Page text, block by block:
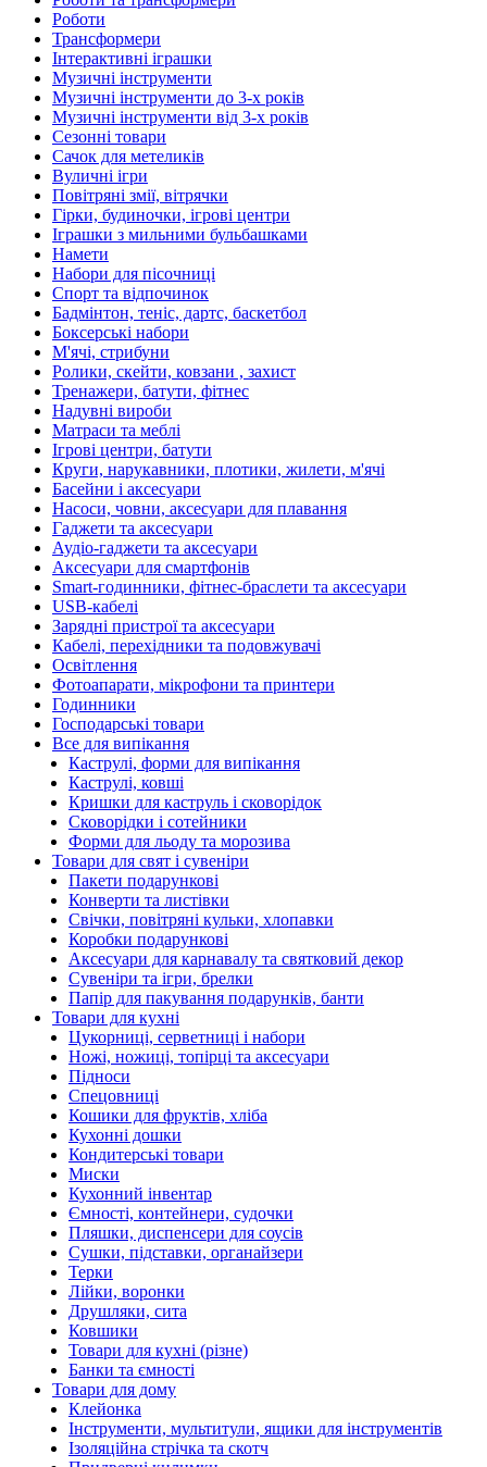
Роботи
Трансформери
Інтерактивні іграшки
Музичні інструменти
Музичні інструменти до 3-х років
Музичні інструменти від 3-х років
Сезонні товари
Сачок для метеликів
Вуличні ігри
Повітряні змії, вітрячки
Гірки, будиночки, ігрові центри
Іграшки з мильними бульбашками
Намети
Набори для пісочниці
Спорт та відпочинок
Бадмінтон, теніс, дартс, баскетбол
Боксерські набори
М'ячі, стрибуни
Ролики, скейти, ковзани , захист
Тренажери, батути, фітнес
Надувні вироби
Матраси та меблі
Ігрові центри, батути
Круги, нарукавники, плотики, жилети, м'ячі
Басейни і аксесуари
Насоси, човни, аксесуари для плавання
Гаджети та аксесуари
Аудіо-гаджети та аксесуари
Аксесуари для смартфонів
Smart-годинники, фітнес-браслети та аксесуари
USB-кабелі
Зарядні пристрої та аксесуари
Кабелі, перехідники та подовжувачі
Освітлення
Фотоапарати, мікрофони та принтери
Годинники
Господарські товари
Все для випікання
Каструлі, форми для випікання
Каструлі, ковші
Кришки для каструль і сковорідок
Сковорідки і сотейники
Форми для льоду та морозива
Товари для свят і сувеніри
Пакети подарункові
Конверти та листівки
Свічки, повітряні кульки, хлопавки
Коробки подарункові
Аксесуари для карнавалу та святковий декор
Сувеніри та ігри, брелки
Папір для пакування подарунків, банти
Товари для кухні
Цукорниці, серветниці і набори
Ножі, ножиці, топірці та аксесуари
Підноси
Спецовниці
Кошики для фруктів, хліба
Кухонні дошки
Кондитерські товари
Миски
Кухонний інвентар
Ємності, контейнери, судочки
Пляшки, диспенсери для соусів
Сушки, підставки, органайзери
Терки
Лійки, воронки
Друшляки, сита
Ковшики
Товари для кухні (різне)
Банки та ємності
Товари для дому
Клейонка
Інструменти, мультитули, ящики для інструментів
Ізоляційна стрічка та скотч